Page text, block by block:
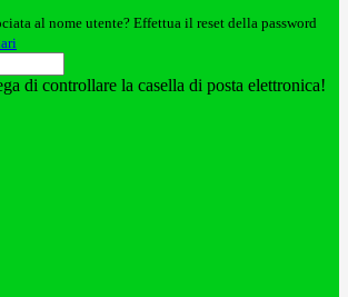
al nome utente? Effettua il reset della password
di controllare la casella di posta elettronica!